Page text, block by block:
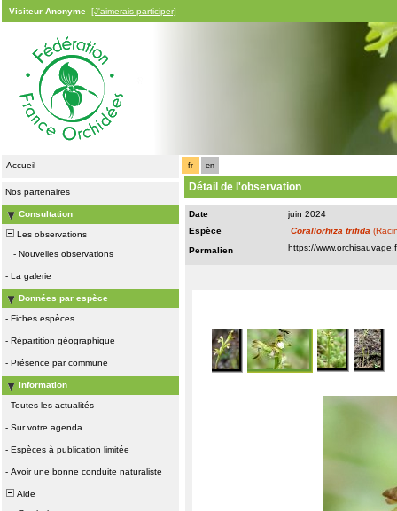
Visiteur Anonyme [J'aimerais participer]
Accueil
Nos partenaires
Consultation
Les observations
- Nouvelles observations
- La galerie
Données par espèce
- Fiches espèces
- Répartition géographique
- Présence par commune
Information
- Toutes les actualités
- Sur votre agenda
- Espèces à publication limitée
- Avoir une bonne conduite naturaliste
Aide
fr en
Détail de l'observation
Date
juin 2024
Espèce
Corallorhiza trifida
Permalien